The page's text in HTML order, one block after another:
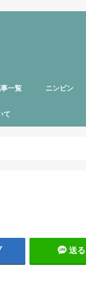
一覧 ニンビン
て
送る